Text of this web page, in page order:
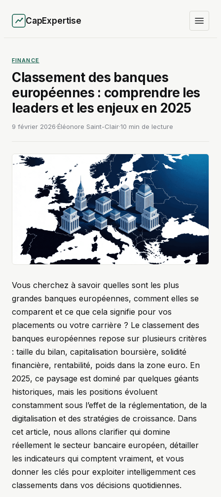
CapExpertise
FINANCE
Classement des banques
européennes : comprendre les
leaders et les enjeux en 2025
9 février 2026·Éléonore Saint-Clair·10 min de lecture
Vous cherchez à savoir quelles sont les plus
grandes banques européennes, comment elles se
comparent et ce que cela signifie pour vos
placements ou votre carrière ? Le classement des
banques européennes repose sur plusieurs critères
: taille du bilan, capitalisation boursière, solidité
financière, rentabilité, poids dans la zone euro. En
2025, ce paysage est dominé par quelques géants
historiques, mais les positions évoluent
constamment sous l’effet de la réglementation, de la
digitalisation et des stratégies de croissance. Dans
cet article, nous allons clarifier qui domine
réellement le secteur bancaire européen, détailler
les indicateurs qui comptent vraiment, et vous
donner les clés pour exploiter intelligemment ces
classements dans vos décisions quotidiennes.